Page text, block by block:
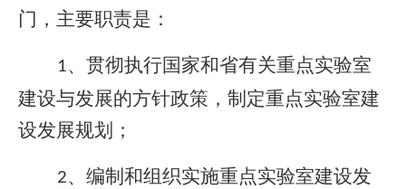
门，主要职责是：
1、贯彻执行国家和省有关重点实验室
建设与发展的方针政策，制定重点实验室建
设发展规划；
2、编制和组织实施重点实验室建设发